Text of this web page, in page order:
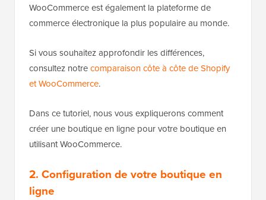
WooCommerce est également la plateforme de
commerce électronique la plus populaire au monde.
Si vous souhaitez approfondir les différences,
consultez notrecomparaison côte à côte de Shopify
et WooCommerce.
Dans ce tutoriel, nous vous expliquerons comment
créer une boutique en ligne pour votre boutique en
utilisant WooCommerce.
2. Configuration de votre boutique en
ligne